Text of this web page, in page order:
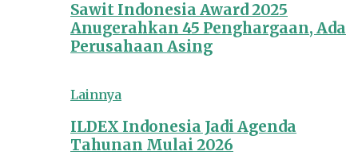
Sawit Indonesia Award 2025
Anugerahkan 45 Penghargaan, Ada
Perusahaan Asing
Lainnya
ILDEX Indonesia Jadi Agenda
Tahunan Mulai 2026